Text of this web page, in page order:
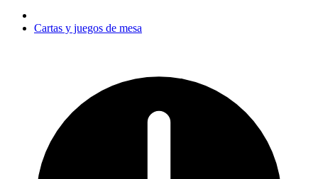
Cartas y juegos de mesa